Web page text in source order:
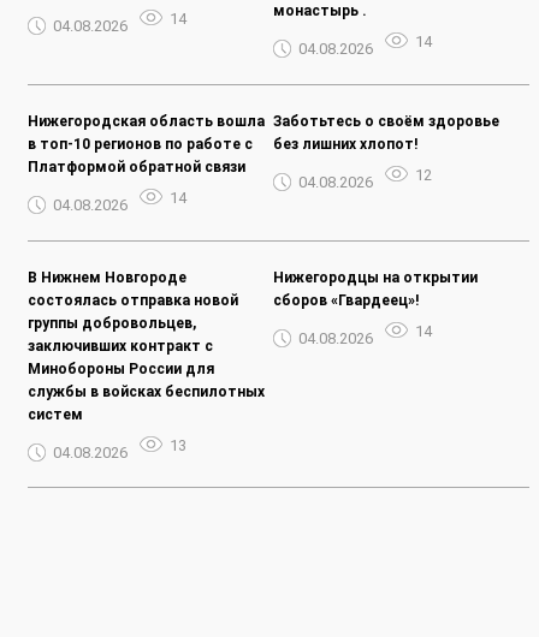
04.08.2026 14
монастырь .
04.08.2026 14
Нижегородская область вошла
в топ-10 регионов по работе с
Платформой обратной связи
04.08.2026 14
Заботьтесь о своём здоровье
без лишних хлопот!
04.08.2026 12
В Нижнем Новгороде
состоялась отправка новой
группы добровольцев,
заключивших контракт с
Минобороны России для
службы в войсках беспилотных
систем
04.08.2026 13
Нижегородцы на открытии
сборов «Гвардеец»!
04.08.2026 14